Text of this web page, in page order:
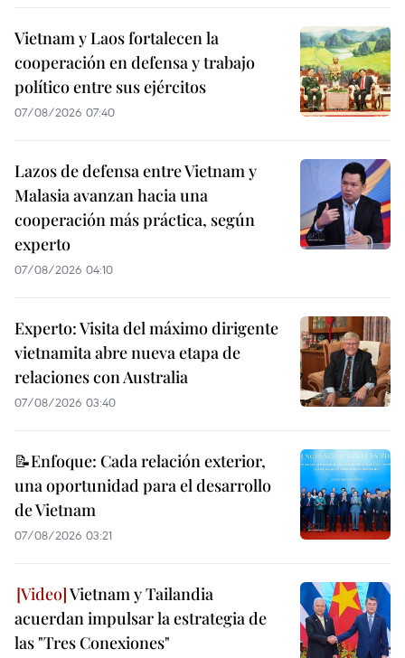
Vietnam y Laos fortalecen la
cooperación en defensa y trabajo
político entre sus ejércitos
07/08/2026 07:40
Lazos de defensa entre Vietnam y
Malasia avanzan hacia una
cooperación más práctica, según
experto
07/08/2026 04:10
Experto: Visita del máximo dirigente
vietnamita abre nueva etapa de
relaciones con Australia
07/08/2026 03:40
📝Enfoque: Cada relación exterior,
una oportunidad para el desarrollo
de Vietnam
07/08/2026 03:21
Vietnam y Tailandia
acuerdan impulsar la estrategia de
las "Tres Conexiones"